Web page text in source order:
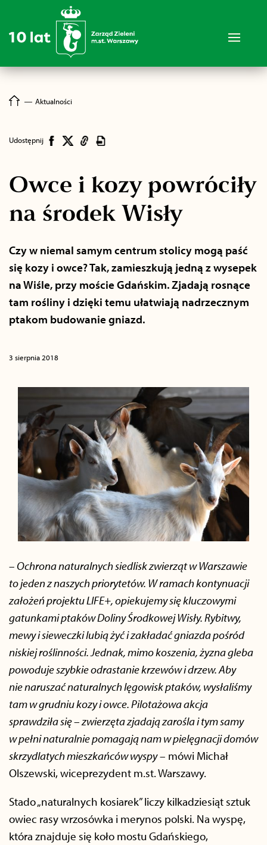
― Aktualności
Udostępnij
Owce i kozy powróciły
na środek Wisły
Czy w niemal samym centrum stolicy mogą paść
się kozy i owce? Tak, zamieszkują jedną z wysepek
na Wiśle, przy moście Gdańskim. Zjadają rosnące
tam rośliny i dzięki temu ułatwiają nadrzecznym
ptakom budowanie gniazd.
3 sierpnia 2018
– Ochrona naturalnych siedlisk zwierząt w Warszawie
to jeden z naszych priorytetów. W ramach kontynuacji
założeń projektu LIFE+, opiekujemy się kluczowymi
gatunkami ptaków Doliny Środkowej Wisły. Rybitwy,
mewy i sieweczki lubią żyć i zakładać gniazda pośród
niskiej roślinności. Jednak, mimo koszenia, żyzna gleba
powoduje szybkie odrastanie krzewów i drzew. Aby
nie naruszać naturalnych lęgowisk ptaków, wysłaliśmy
tam w grudniu kozy i owce. Pilotażowa akcja
sprawdziła się – zwierzęta zjadają zarośla i tym samy
w pełni naturalnie pomagają nam w pielęgnacji domów
skrzydlatych mieszkańców wyspy– mówi Michał
Olszewski, wiceprezydent m.st. Warszawy.
Stado „naturalnych kosiarek” liczy kilkadziesiąt sztuk
owiec rasy wrzosówka i merynos polski. Na wyspę,
która znajduje się koło mostu Gdańskiego,